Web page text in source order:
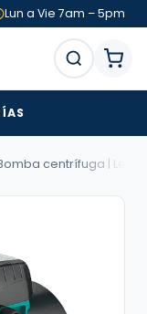
Lun a Vie 7am – 5pm
centrífuga | Leo